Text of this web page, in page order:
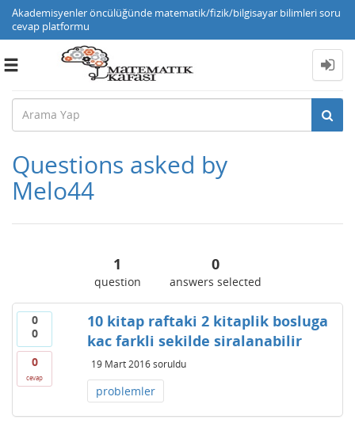
Akademisyenler öncülüğünde matematik/fizik/bilgisayar bilimleri soru
cevap platformu
Toggle
Questions asked by
Melo44
1
question
0
answers selected
0
0
0
cevap
10 kitap raftaki 2 kitaplik bosluga
kac farkli sekilde siralanabilir
19 Mart 2016 soruldu
problemler